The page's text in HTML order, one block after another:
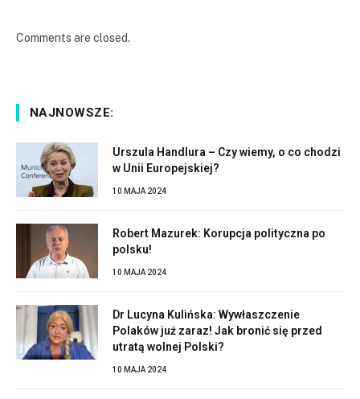
Comments are closed.
NAJNOWSZE:
Urszula Handlura – Czy wiemy, o co chodzi
w Unii Europejskiej?
10 MAJA 2024
Robert Mazurek: Korupcja polityczna po
polsku!
10 MAJA 2024
Dr Lucyna Kulińska: Wywłaszczenie
Polaków już zaraz! Jak bronić się przed
utratą wolnej Polski?
10 MAJA 2024